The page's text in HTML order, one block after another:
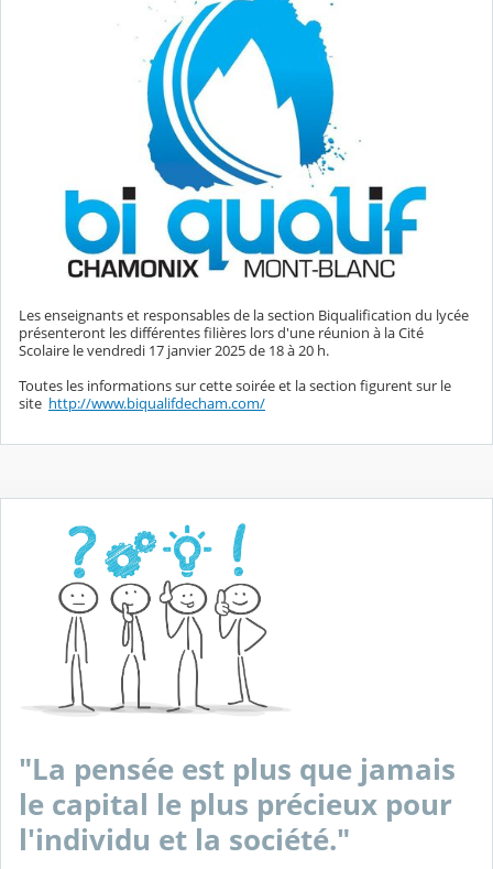
Les enseignants et responsables de la section Biqualification du lycée
présenteront les différentes filières lors d'une réunion à la Cité
Scolaire le vendredi 17 janvier 2025 de 18 à 20 h.
Toutes les informations sur cette soirée et la section figurent sur le
site http://www.biqualifdecham.com/
"La pensée est plus que jamais
le capital le plus précieux pour
l'individu et la société."